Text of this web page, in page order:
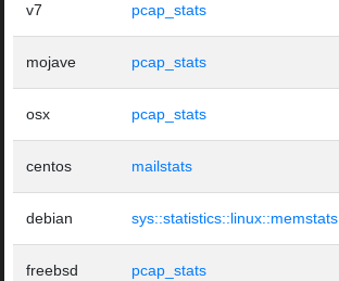
v7 pcap_stats
mojave pcap_stats
osx pcap_stats
centos mailstats
debian sys::statistics::linux::memstats
freebsd pcap_stats